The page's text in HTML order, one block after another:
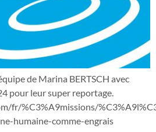
de Marina BERTSCH avec
pour leur super reportage.
fr/%C3%A9missions/
humaine-comme-engrais